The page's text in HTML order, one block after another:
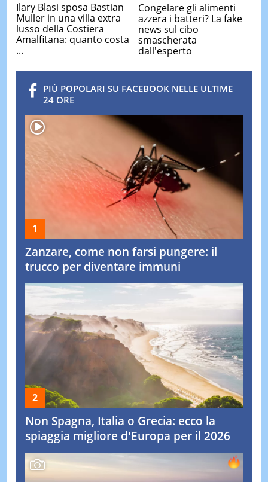
Ilary Blasi sposa Bastian
Muller in una villa extra
lusso della Costiera
Amalfitana: quanto costa
...
Congelare gli alimenti
azzera i batteri? La fake
news sul cibo
smascherata
dall'esperto
PIÙ POPOLARI SU FACEBOOK NELLE ULTIME
24 ORE
Zanzare, come non farsi pungere: il
trucco per diventare immuni
Non Spagna, Italia o Grecia: ecco la
spiaggia migliore d'Europa per il 2026